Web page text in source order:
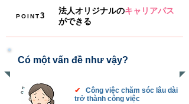
POINT3
法人オリジナルのキャリアパス
ができる
Có một vấn đề như vậy?
✔︎
Công việc chăm sóc lâu dài
trở thành công việc